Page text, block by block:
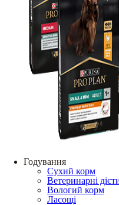
Годування
Сухий корм
Ветеринарні
Вологий корм
Ласощі